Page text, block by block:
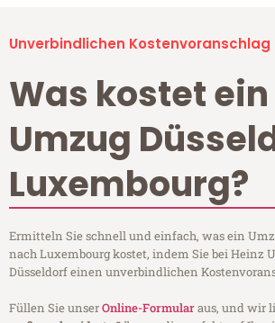
Unverbindlichen
Was kostet ein
Umzug
Luxembourg?
Ermitteln Sie schnell und einfach, was ein
nach Luxembourg kostet, indem Sie bei Heinz
Düsseldorf einen unverbindlichen
Füllen Sie unserOnline-Formularaus, und wir